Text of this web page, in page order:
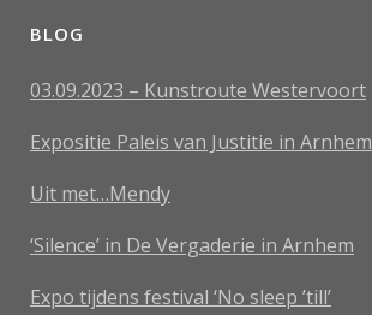
BLOG
03.09.2023 – Kunstroute Westervoort
Expositie Paleis van Justitie in Arnhem
Uit met…Mendy
‘Silence’ in De Vergaderie in Arnhem
Expo tijdens festival ‘No sleep ’till’